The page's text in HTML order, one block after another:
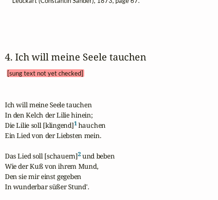
4. Ich will meine Seele tauchen
[sung text not yet checked]
Ich will meine Seele tauchen
In den Kelch der Lilie hinein;
Die Lilie soll [klingend]1 hauchen
Ein Lied von der Liebsten mein.
Das Lied soll [schauern]2 und beben
Wie der Kuß von ihrem Mund,
Den sie mir einst gegeben
In wunderbar süßer Stund'.